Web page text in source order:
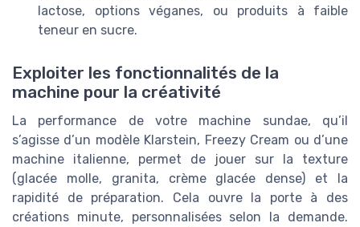
lactose, options véganes, ou produits à faible
teneur en sucre.
Exploiter les fonctionnalités de la
machine pour la créativité
La performance de votre machine sundae, qu’il
s’agisse d’un modèle Klarstein, Freezy Cream ou d’une
machine italienne, permet de jouer sur la texture
(glacée molle, granita, crème glacée dense) et la
rapidité de préparation. Cela ouvre la porte à des
créations minute, personnalisées selon la demande.